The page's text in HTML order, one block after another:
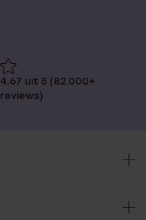
4,67 uit 5 (82.000+
reviews)